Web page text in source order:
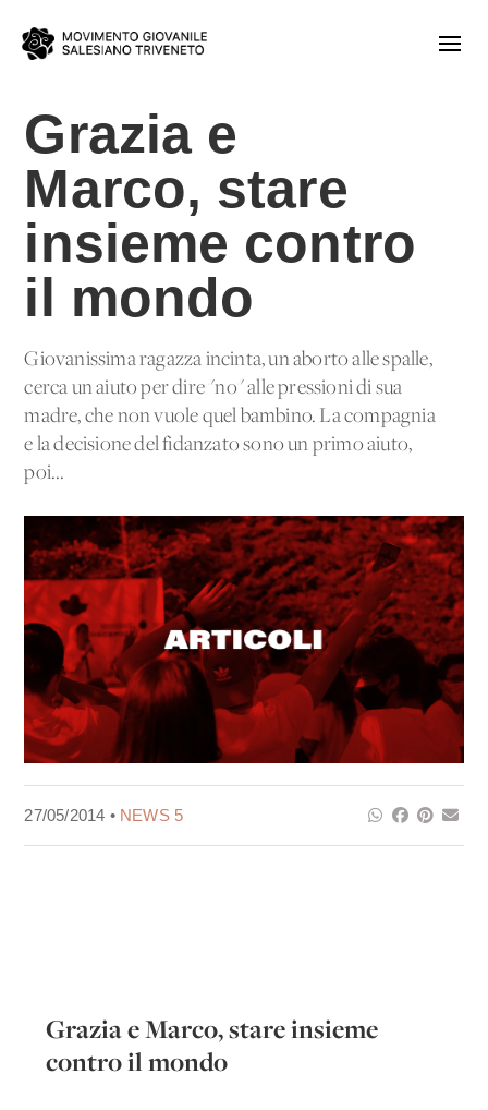
Grazia e
Marco, stare
insieme contro
il mondo
Giovanissima ragazza incinta, un aborto alle spalle,
cerca un aiuto per dire "no" alle pressioni di sua
madre, che non vuole quel bambino. La compagnia
e la decisione del fidanzato sono un primo aiuto,
poi...
27/05/2014 • NEWS 5
Grazia e Marco, stare insieme
contro il mondo